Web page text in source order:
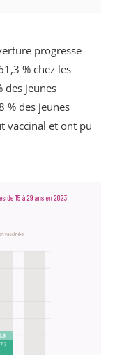
progresse
% chez les
des jeunes
% des jeunes
vaccinal et ont pu